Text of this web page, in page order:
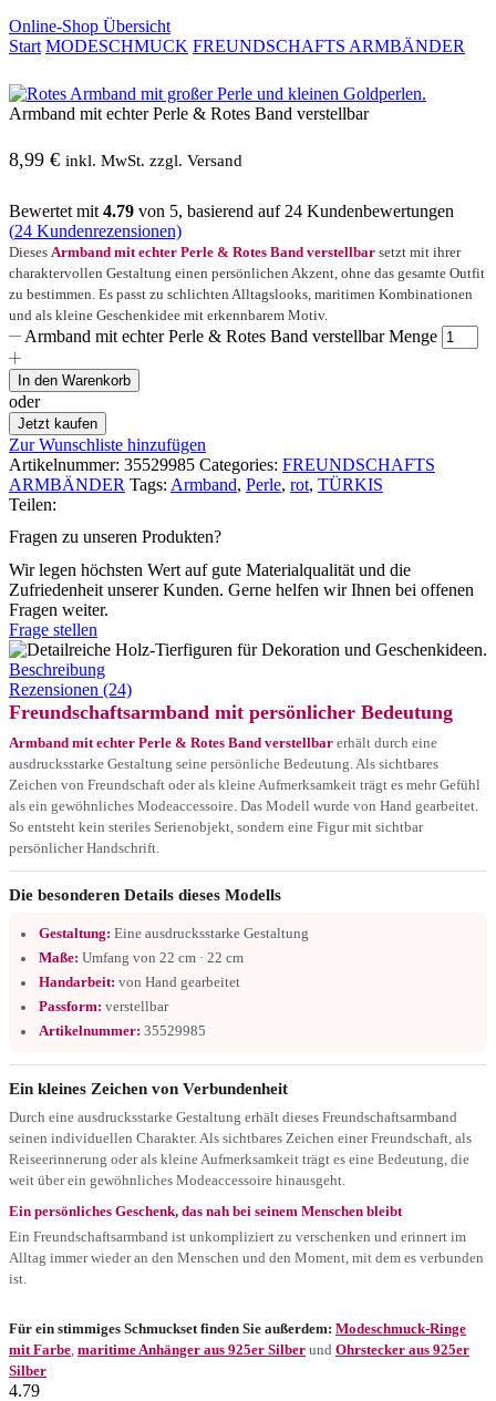
Online-Shop Übersicht
Start MODESCHMUCK FREUNDSCHAFTS ARMBÄNDER
Armband mit echter Perle & Rotes Band verstellbar
8,99 € inkl. MwSt. zzgl. Versand
Bewertet mit 4.79 von 5, basierend auf 24 Kundenbewertungen
(24 Kundenrezensionen)
Dieses Armband mit echter Perle & Rotes Band verstellbar setzt mit ihrer
charaktervollen Gestaltung einen persönlichen Akzent, ohne das gesamte Outfit
zu bestimmen. Es passt zu schlichten Alltagslooks, maritimen Kombinationen
und als kleine Geschenkidee mit erkennbarem Motiv.
Armband mit echter Perle & Rotes Band verstellbar Menge
In den Warenkorb
oder
Jetzt kaufen
Zur Wunschliste hinzufügen
Artikelnummer: 35529985 Categories: FREUNDSCHAFTS
ARMBÄNDER Tags: Armband, Perle, rot, TÜRKIS
Teilen:
Fragen zu unseren Produkten?
Wir legen höchsten Wert auf gute Materialqualität und die
Zufriedenheit unserer Kunden. Gerne helfen wir Ihnen bei offenen
Fragen weiter.
Frage stellen
Beschreibung
Rezensionen (24)
Freundschaftsarmband mit persönlicher Bedeutung
Armband mit echter Perle & Rotes Band verstellbar erhält durch eine
ausdrucksstarke Gestaltung seine persönliche Bedeutung. Als sichtbares
Zeichen von Freundschaft oder als kleine Aufmerksamkeit trägt es mehr Gefühl
als ein gewöhnliches Modeaccessoire. Das Modell wurde von Hand gearbeitet.
So entsteht kein steriles Serienobjekt, sondern eine Figur mit sichtbar
persönlicher Handschrift.
Die besonderen Details dieses Modells
Gestaltung: Eine ausdrucksstarke Gestaltung
Maße: Umfang von 22 cm · 22 cm
Handarbeit: von Hand gearbeitet
Passform: verstellbar
Artikelnummer: 35529985
Ein kleines Zeichen von Verbundenheit
Durch eine ausdrucksstarke Gestaltung erhält dieses Freundschaftsarmband
seinen individuellen Charakter. Als sichtbares Zeichen einer Freundschaft, als
Reiseerinnerung oder als kleine Aufmerksamkeit trägt es eine Bedeutung, die
weit über ein gewöhnliches Modeaccessoire hinausgeht.
Ein persönliches Geschenk, das nah bei seinem Menschen bleibt
Ein Freundschaftsarmband ist unkompliziert zu verschenken und erinnert im
Alltag immer wieder an den Menschen und den Moment, mit dem es verbunden
ist.
Für ein stimmiges Schmuckset finden Sie außerdem: Modeschmuck-Ringe
mit Farbe maritime Anhänger aus 925er Silber und Ohrstecker aus 925er
Silber
4.79